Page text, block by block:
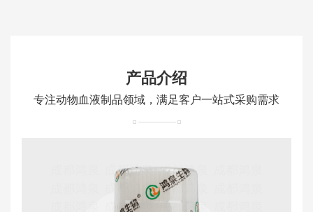
产品介绍
专注动物血液制品领域，满足客户一站式采购需求